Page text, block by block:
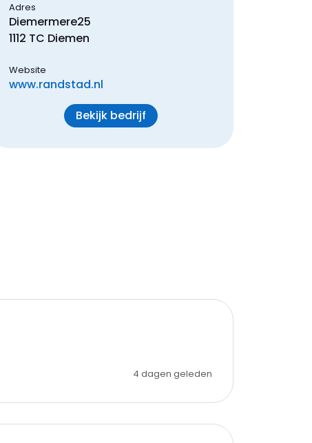
Adres
Diemermere25
1112 TC Diemen
Website
www.randstad.nl
Bekijk bedrijf
4 dagen geleden